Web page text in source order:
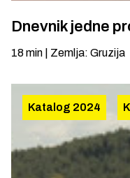
Dnevnik jedne
18min Zemlja: Gruzija
Katalog 2024